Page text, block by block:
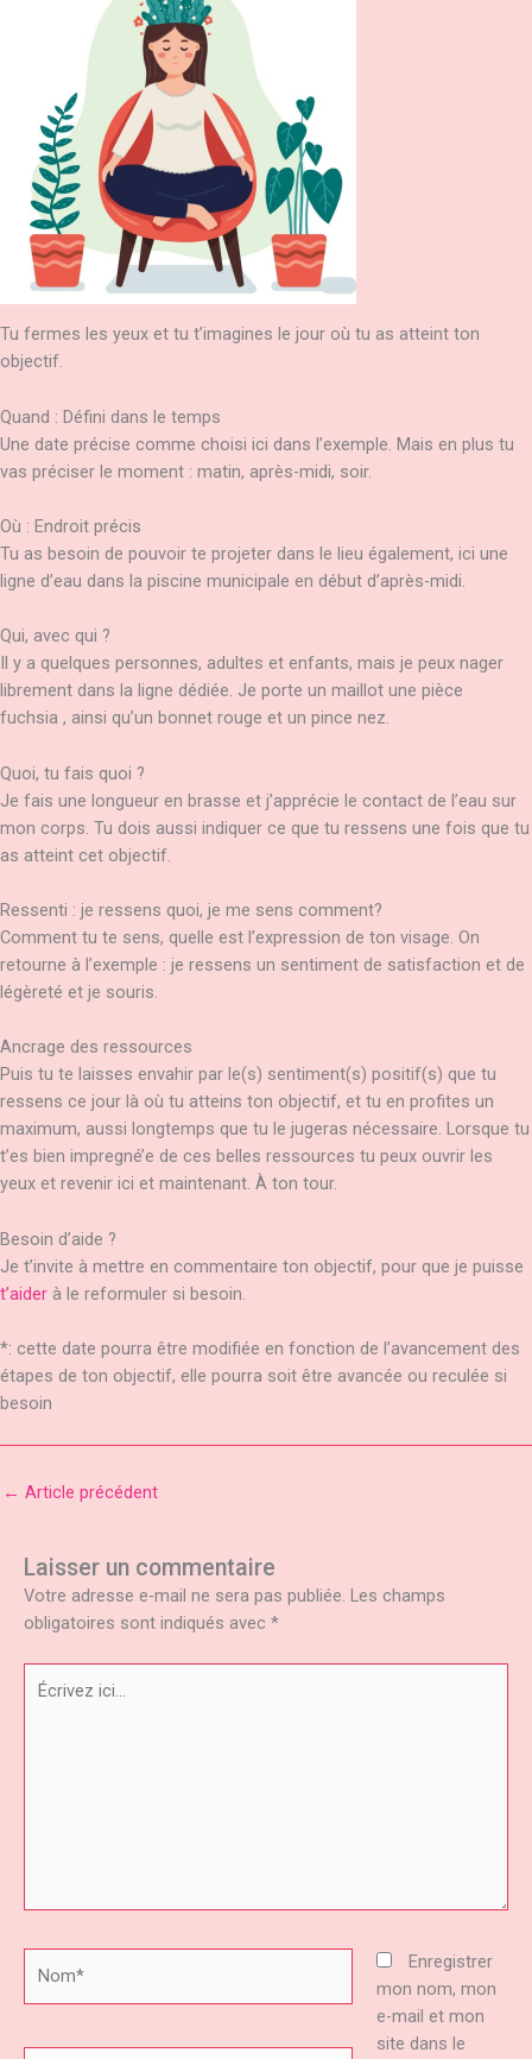
Tu fermes les yeux et tu t’imagines le jour où tu as atteint ton
objectif.
Quand : Défini dans le temps
Une date précise comme choisi ici dans l’exemple. Mais en plus tu
vas préciser le moment : matin, après-midi, soir.
Où : Endroit précis
Tu as besoin de pouvoir te projeter dans le lieu également, ici une
ligne d’eau dans la piscine municipale en début d’après-midi.
Qui, avec qui ?
Il y a quelques personnes, adultes et enfants, mais je peux nager
librement dans la ligne dédiée. Je porte un maillot une pièce
fuchsia , ainsi qu’un bonnet rouge et un pince nez.
Quoi, tu fais quoi ?
Je fais une longueur en brasse et j’apprécie le contact de l’eau sur
mon corps. Tu dois aussi indiquer ce que tu ressens une fois que tu
as atteint cet objectif.
Ressenti : je ressens quoi, je me sens comment?
Comment tu te sens, quelle est l’expression de ton visage. On
retourne à l’exemple : je ressens un sentiment de satisfaction et de
légèreté et je souris.
Ancrage des ressources
Puis tu te laisses envahir par le(s) sentiment(s) positif(s) que tu
ressens ce jour là où tu atteins ton objectif, et tu en profites un
maximum, aussi longtemps que tu le jugeras nécessaire. Lorsque tu
t’es bien impregné’e de ces belles ressources tu peux ouvrir les
yeux et revenir ici et maintenant. À ton tour.
Besoin d’aide ?
Je t’invite à mettre en commentaire ton objectif, pour que je puisse
t’aider à le reformuler si besoin.
*: cette date pourra être modifiée en fonction de l’avancement des
étapes de ton objectif, elle pourra soit être avancée ou reculée si
besoin
← Article précédent
Laisser un commentaire
Votre adresse e-mail ne sera pas publiée. Les champs
obligatoires sont indiqués avec *
Écrivez
ici…
Enregistrer
mon nom, mon
e-mail et mon
site dans le